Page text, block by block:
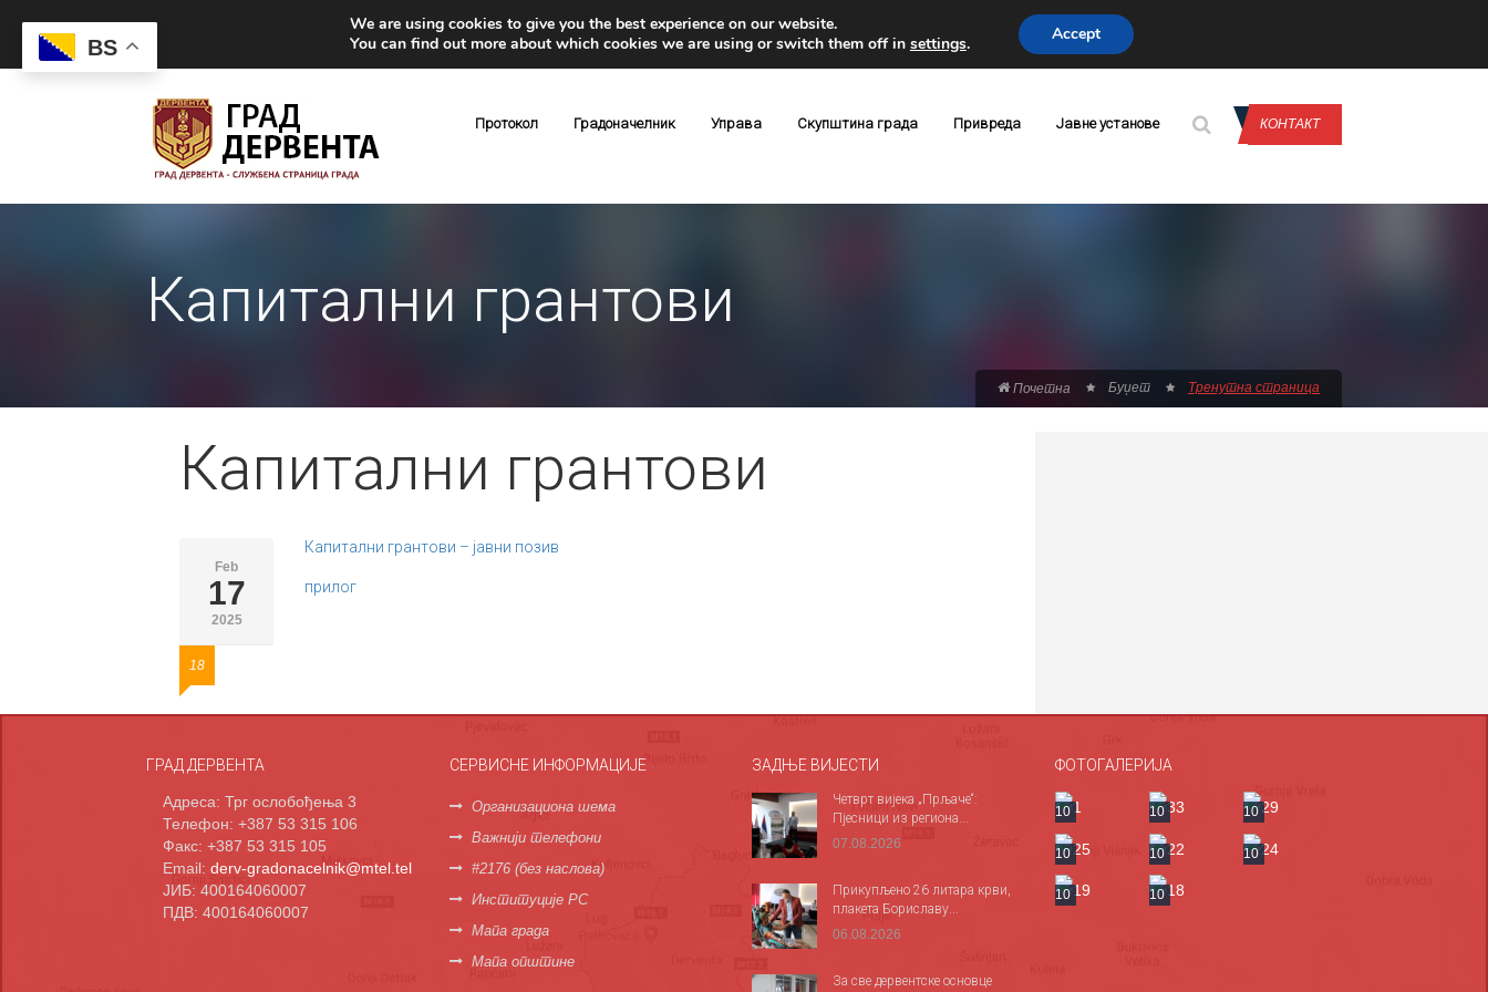
Протокол Градоначелник Управа Скупштина града Привреда Јавне установе КОНТАКТ
Капитални грантови
Почетна Буџет Тренутна страница
Капитални грантови
Feb
17
2025
18
Капитални грантови – јавни позив
прилог
ГРАД ДЕРВЕНТА
Адреса: Трг ослобођења 3
Телефон: +387 53 315 106
Факс: +387 53 315 105
Email: derv-gradonacelnik@mtel.tel
ЈИБ: 400164060007
ПДВ: 400164060007
СЕРВИСНЕ ИНФОРМАЦИЈЕ
Организациона шема
Важнији телефони
#2176 (без наслова)
Институције РС
Мапа града
Мапа општине
ЗАДЊЕ ВИЈЕСТИ
Четврт вијека „Прљаче“:
Пјесници из региона...
07.08.2026
Прикупљено 26 литара крви,
плакета Бориславу...
06.08.2026
За све дервентске основце
ФОТОГАЛЕРИЈА
10 10 10
10 10 10
10 10
BS
We are using cookies to give you the best experience on our website.
You can find out more about which cookies we are using or switch them off in settings. Accept